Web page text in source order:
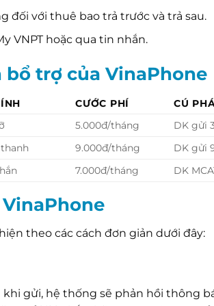
đối với thuê bao trả trước và trả sau.
VNPT hoặc qua tin nhắn.
trợ của VinaPhone
CƯỚC PHÍ
CÚ
5.000đ/tháng
DK gửi
9.000đ/tháng
DK gửi
7.000đ/tháng DK
theo các cách đơn giản dưới đây:
khi gửi, hệ thống sẽ phản hồi thông